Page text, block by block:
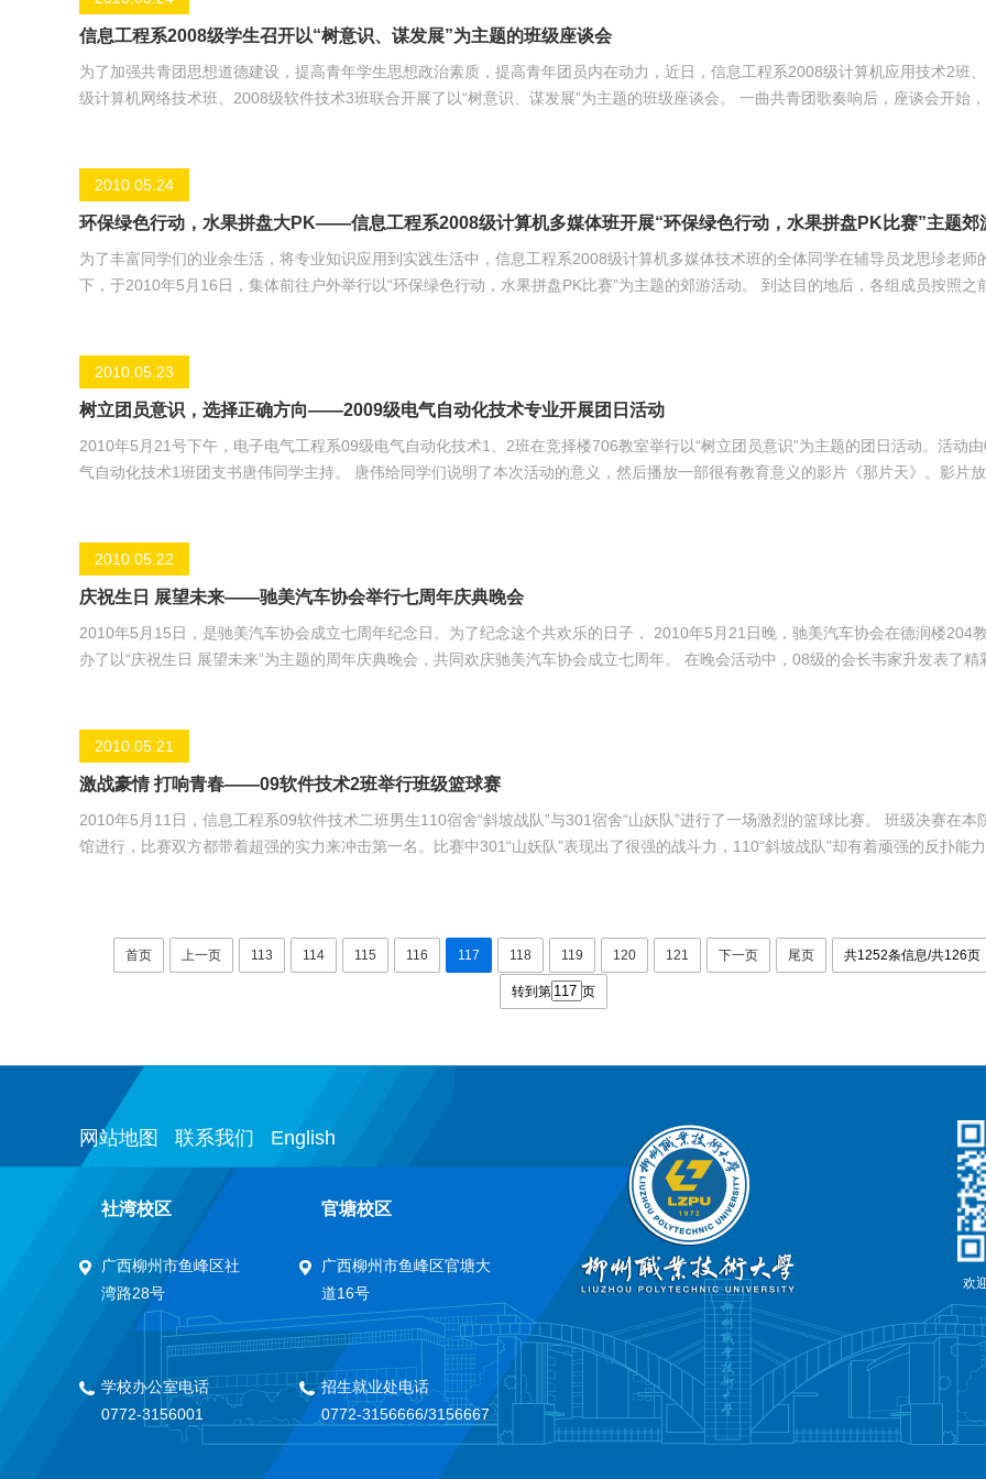
信息工程系2008级学生召开以“树意识、谋发展”为主题的班级座谈会
为了加强共青团思想道德建设，提高青年学生思想政治素质，提高青年团员内在动力，近日，信息工程系2008级计算机应用技术2班
级计算机网络技术班、2008级软件技术3班联合开展了以“树意识、谋发展”为主题的班级座谈会。 一曲共青团歌奏响后，座谈会开始，各个班
气象的形成，共同提高团员意识，端正人生态度。活动旨在增强
2010.05.24
环保绿色行动，水果拼盘大PK——信息工程系2008级计算机多媒体班开展“环保绿色行动，水果拼盘PK比赛”主题郊
为了丰富同学们的业余生活，将专业知识应用到实践生活中，信息工程系2008级计算机多媒体技术班的全体同学在辅导员龙思珍老师
下，于2010年5月16日，集体前往户外举行以“环保绿色行动，水果拼盘PK比赛”为主题的郊游活动。 到达目的地后，各组成员按照之前的安
员们都在紧张地进行着比赛。一个小时后，各小组的
2010.05.23
树立团员意识，选择正确方向——2009级电气自动化技术专业开展团日活动
2010年5月21号下午，电子电气工程系09级电气自动化技术1、2班在竞择楼706教室举行以“树立团员意识”为主题的团日活动。活动
气自动化技术1班团支书唐伟同学主持。 唐伟给同学们说明了本次活动的意义，然后播放一部很有教育意义的影片《那片天》。影片放完后，
《兄弟》
2010.05.22
庆祝生日 展望未来——驰美汽车协会举行七周年庆典晚会
2010年5月15日，是驰美汽车协会成立七周年纪念日。为了纪念这个共欢乐的日子， 2010年5月21日晚，驰美汽车协会在德润楼204
办了以“庆祝生日 展望未来”为主题的周年庆典晚会，共同欢庆驰美汽车协会成立七周年。 在晚会活动中，08级的会长韦家升发表了精彩的讲
气氛。 此次晚会活动中不仅给同学们创造了一
2010.05.21
激战豪情 打响青春——09软件技术2班举行班级篮球赛
2010年5月11日，信息工程系09软件技术二班男生110宿舍“斜坡战队”与301宿舍“山妖队”进行了一场激烈的篮球比赛。 班级决赛在本院体育
馆进行，比赛双方都带着超强的实力来冲击第一名。比赛中301“山妖队”表现出了很强的战斗力，110“斜坡战队”却有着顽强的反扑能
首页 上一页 113 114 115 116 117 118 119 120 121 下一页 尾页 共1252条信息/共126页
转到第 页
网站地图 联系我们 English
社湾校区
广西柳州市鱼峰区社
湾路28号
学校办公室电话
0772-3156001
官塘校区
广西柳州市鱼峰区官塘大
道16号
招生就业处电话
0772-3156666/3156667
欢